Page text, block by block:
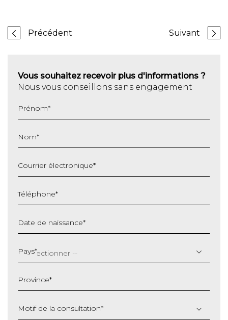
Précédent Suivant
Vous souhaitez recevoir plus d'informations ?
Nous vous conseillons sans engagement
Prénom*
Nom*
Courrier électronique*
Téléphone*
Date de naissance*
slash
MM
AAAA
Pays*
Province*
Motif de la consultation*